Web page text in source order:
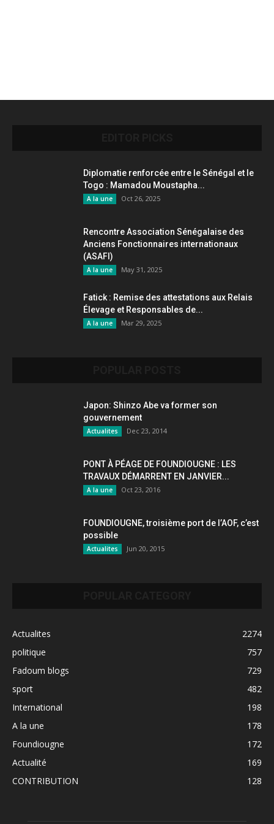
Diplomatie renforcée entre le Sénégal et le
Togo : Mamadou Moustapha...
A la une Oct 26, 2025
Rencontre Association Sénégalaise des
Anciens Fonctionnaires internationaux
(ASAFI)
A la une May 31, 2025
Fatick : Remise des attestations aux Relais
Élevage et Responsables de...
A la une Mar 29, 2025
Japon: Shinzo Abe va former son
gouvernement
Actualites Dec 23, 2014
PONT À PÉAGE DE FOUNDIOUGNE : LES
TRAVAUX DÉMARRENT EN JANVIER...
A la une Oct 23, 2016
FOUNDIOUGNE, troisième port de l’AOF, c’est
possible
Actualites Jun 20, 2015
Actualites
2274
politique
757
Fadoum blogs
729
sport
482
International
198
A la une
178
Foundiougne
172
Actualité
169
CONTRIBUTION
128